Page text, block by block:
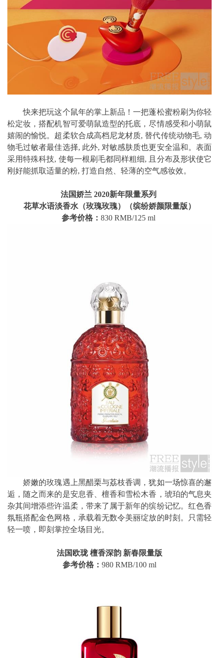
快来把玩这个鼠年的掌上新品！一把蓬松蜜粉刷为你轻
松定妆，搭配机智可爱萌鼠造型的托底，尽情感受和小萌鼠
嬉闹的愉悦。超柔软合成高档尼龙材质, 替代传统动物毛, 动
物毛过敏者最佳选择, 此外, 对敏感肤质也更安全温和。表面
采用特殊科技, 使每一根刷毛都同样粗细, 且分布及形状使它
刚好能抓取适量的粉, 打造自然、轻薄的空气感妆效。
法国娇兰 2020新年限量系列
花草水语淡香水（玫瑰玫瑰）（缤纷娇颜限量版）
参考价格： 830 RMB/125 ml
娇嫩的玫瑰遇上黑醋栗与荔枝香调，犹如一场惊喜的邂
逅，随之而来的是安息香、檀香和雪松木香，琥珀的气息夹
杂其间增添些许温柔，带来了属于新年的缤纷记忆。红色香
氛瓶搭配金色网格，承载着无数令美丽绽放的时刻。只需轻
轻一喷，即刻掌控全场目光。
法国欧珑 檀香深韵 新春限量版
参考价格： 980 RMB/100 ml